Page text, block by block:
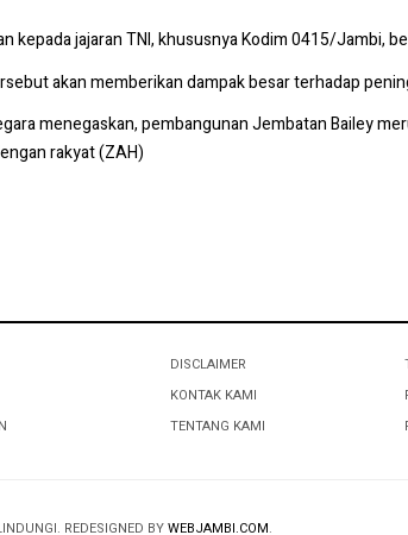
kepada jajaran TNI, khususnya Kodim 0415/
akan memberikan dampak besar terhadap
menegaskan, pembangunan Jembatan Bailey
rakyat (ZAH)
DISCLAIMER
KONTAK KAMI
TENTANG KAMI
REDESIGNED BYWEBJAMBI.COM.